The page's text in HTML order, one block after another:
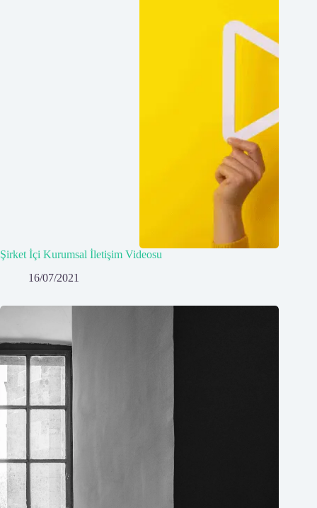
Şirket İçi Kurumsal İletişim Videosu
16/07/2021